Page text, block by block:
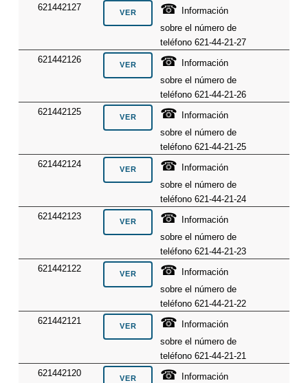
621442127
☎
Información
sobre el número de
teléfono 621-44-21-27
621442126
☎
Información
sobre el número de
teléfono 621-44-21-26
621442125
☎
Información
sobre el número de
teléfono 621-44-21-25
621442124
☎
Información
sobre el número de
teléfono 621-44-21-24
621442123
☎
Información
sobre el número de
teléfono 621-44-21-23
621442122
☎
Información
sobre el número de
teléfono 621-44-21-22
621442121
☎
Información
sobre el número de
teléfono 621-44-21-21
621442120
☎
Información